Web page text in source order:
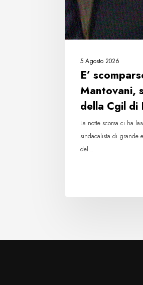
di
Ferrara
5 Agosto 2026
E’
Mantovani,
della Cgil di
La notte scorsa ci ha
sindacalista di grande
del…